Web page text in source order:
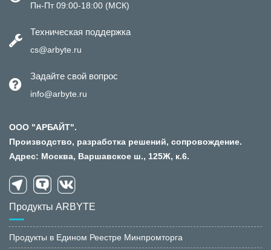
Пн-Пт 09:00-18:00 (МСК)
Техническая поддержка
cs@arbyte.ru
Задайте свой вопрос
info@arbyte.ru
ООО "АРБАЙТ".
Производство, разработка решений, сопровождение.
Адрес: Москва, Варшавское ш., 125Ж, к.6.
Продукты ARBYTE
Продукты в Едином Реестре Минпромторга